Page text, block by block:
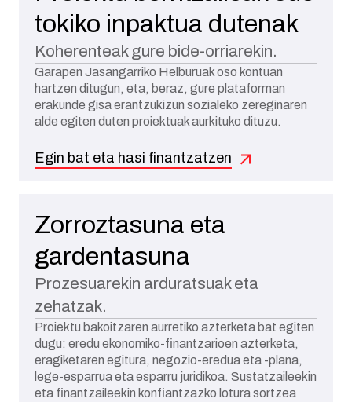
tokiko inpaktua dutenak
Koherenteak gure bide-orriarekin.
Garapen Jasangarriko Helburuak oso kontuan
hartzen ditugun, eta, beraz, gure plataforman
erakunde gisa erantzukizun sozialeko zereginaren
alde egiten duten proiektuak aurkituko dituzu.
Egin bat eta hasi finantzatzen
Zorroztasuna eta
gardentasuna
Prozesuarekin arduratsuak eta
zehatzak.
Proiektu bakoitzaren aurretiko azterketa bat egiten
dugu: eredu ekonomiko-finantzarioen azterketa,
eragiketaren egitura, negozio-eredua eta -plana,
lege-esparrua eta esparru juridikoa. Sustatzaileekin
eta finantzaileekin konfiantzazko lotura sortzea